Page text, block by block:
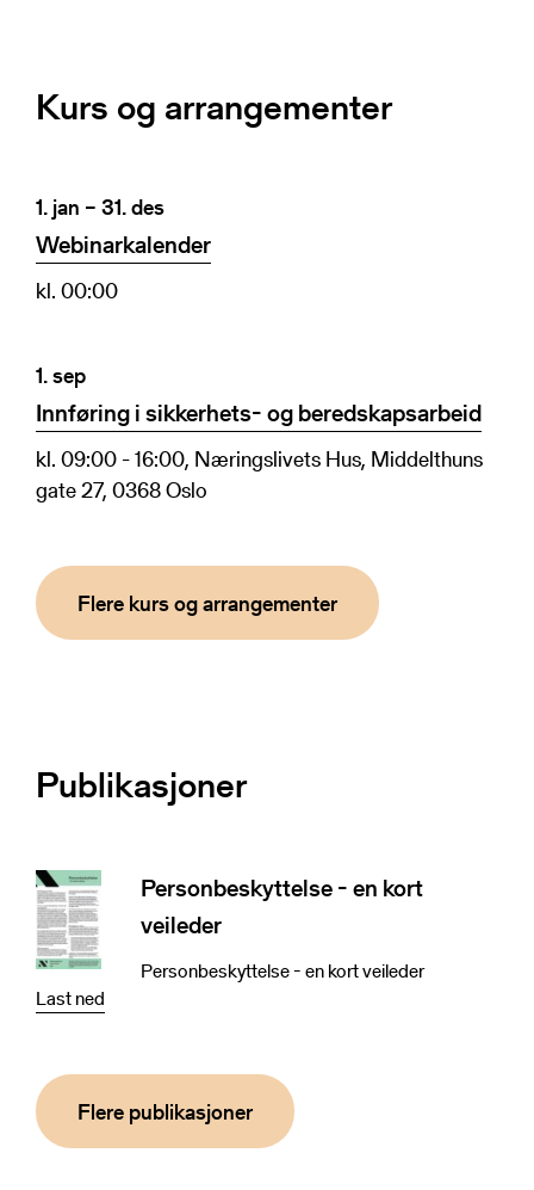
Kurs og arrangementer
1. jan – 31. des
Webinarkalender
kl. 00:00
1. sep
Innføring i sikkerhets- og beredskapsarbeid
kl. 09:00 - 16:00, Næringslivets Hus, Middelthuns
gate 27, 0368 Oslo
Flere kurs og arrangementer
Publikasjoner
Last ned
Personbeskyttelse - en kort
veileder
Personbeskyttelse - en kort veileder
Flere publikasjoner